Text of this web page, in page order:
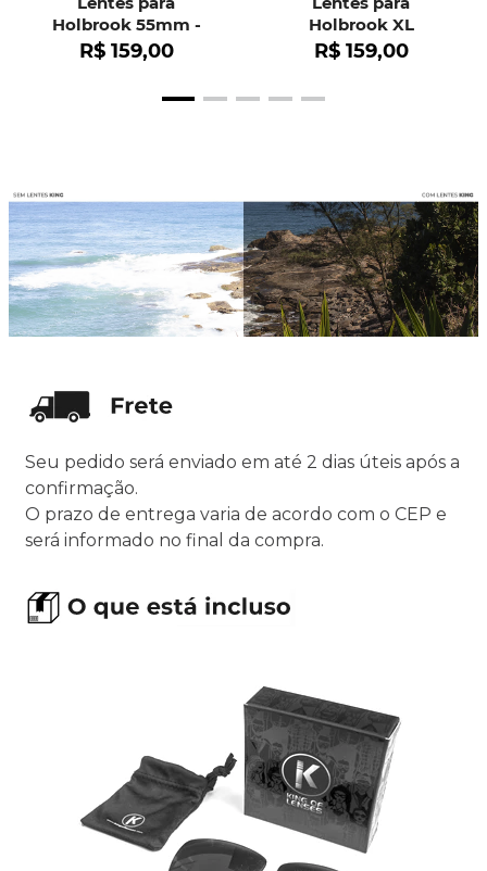
Holbrook 55mm -
OO9102
R$ 159,00
Holbrook XL
R$ 159,00
Seu pedido será enviado em até 2 dias úteis após a
confirmação.
O prazo de entrega varia de acordo com o CEP e
será informado no final da compra.